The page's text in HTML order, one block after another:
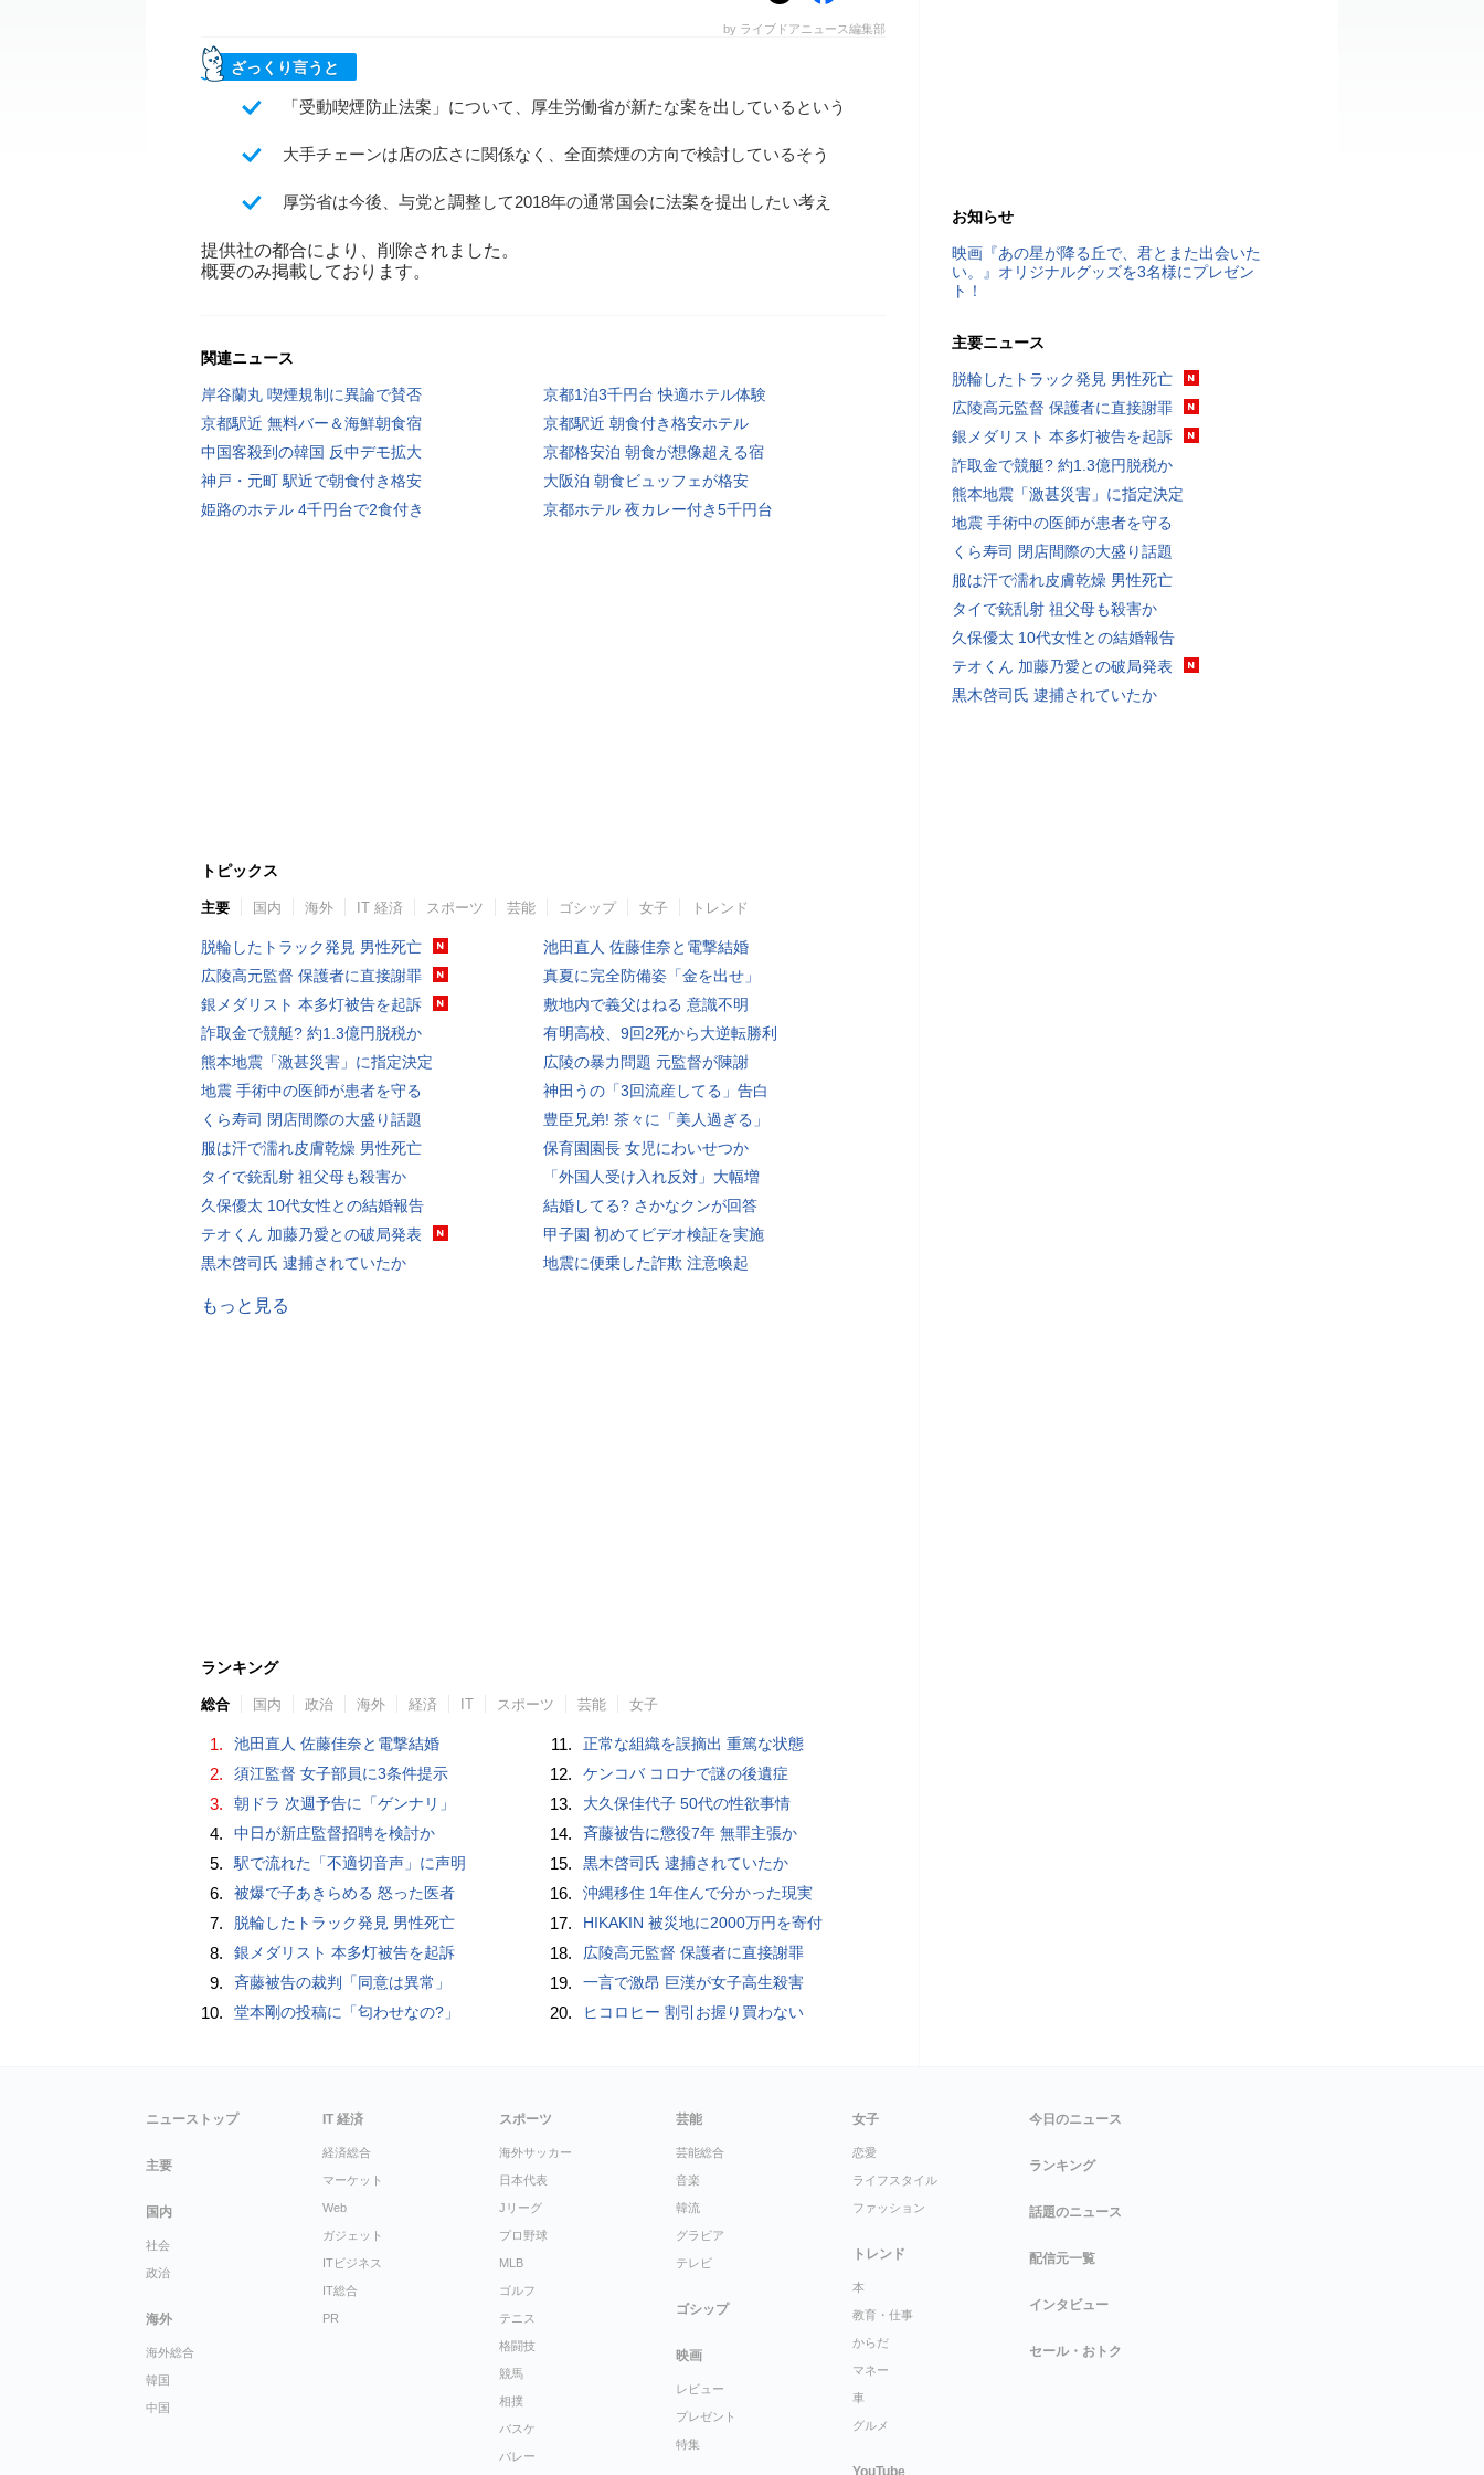
by ライブドアニュース編集部
ざっくり言うと
「受動喫煙防止法案」について、厚生労働省が新たな案を出しているという
大手チェーンは店の広さに関係なく、全面禁煙の方向で検討しているそう
厚労省は今後、与党と調整して2018年の通常国会に法案を提出したい考え
提供社の都合により、削除されました。
概要のみ掲載しております。
関連ニュース
岸谷蘭丸 喫煙規制に異論で賛否
京都1泊3千円台 快適ホテル体験
京都駅近 無料バー＆海鮮朝食宿
京都駅近 朝食付き格安ホテル
中国客殺到の韓国 反中デモ拡大
京都格安泊 朝食が想像超える宿
神戸・元町 駅近で朝食付き格安
大阪泊 朝食ビュッフェが格安
姫路のホテル 4千円台で2食付き
京都ホテル 夜カレー付き5千円台
トピックス
主要 国内 海外 IT 経済 スポーツ 芸能 ゴシップ 女子 トレンド
脱輪したトラック発見 男性死亡
広陵高元監督 保護者に直接謝罪
銀メダリスト 本多灯被告を起訴
詐取金で競艇? 約1.3億円脱税か
熊本地震「激甚災害」に指定決定
地震 手術中の医師が患者を守る
くら寿司 閉店間際の大盛り話題
服は汗で濡れ皮膚乾燥 男性死亡
タイで銃乱射 祖父母も殺害か
久保優太 10代女性との結婚報告
テオくん 加藤乃愛との破局発表
黒木啓司氏 逮捕されていたか
池田直人 佐藤佳奈と電撃結婚
真夏に完全防備姿「金を出せ」
敷地内で義父はねる 意識不明
有明高校、9回2死から大逆転勝利
広陵の暴力問題 元監督が陳謝
神田うの「3回流産してる」告白
豊臣兄弟! 茶々に「美人過ぎる」
保育園園長 女児にわいせつか
「外国人受け入れ反対」大幅増
結婚してる? さかなクンが回答
甲子園 初めてビデオ検証を実施
地震に便乗した詐欺 注意喚起
もっと見る
ランキング
総合 国内 政治 海外 経済 IT スポーツ 芸能 女子
1. 池田直人 佐藤佳奈と電撃結婚
2. 須江監督 女子部員に3条件提示
3. 朝ドラ 次週予告に「ゲンナリ」
4. 中日が新庄監督招聘を検討か
5. 駅で流れた「不適切音声」に声明
6. 被爆で子あきらめる 怒った医者
7. 脱輪したトラック発見 男性死亡
8. 銀メダリスト 本多灯被告を起訴
9. 斉藤被告の裁判「同意は異常」
10. 堂本剛の投稿に「匂わせなの?」
11. 正常な組織を誤摘出 重篤な状態
12. ケンコバ コロナで謎の後遺症
13. 大久保佳代子 50代の性欲事情
14. 斉藤被告に懲役7年 無罪主張か
15. 黒木啓司氏 逮捕されていたか
16. 沖縄移住 1年住んで分かった現実
17. HIKAKIN 被災地に2000万円を寄付
18. 広陵高元監督 保護者に直接謝罪
19. 一言で激昂 巨漢が女子高生殺害
20. ヒコロヒー 割引お握り買わない
お知らせ
映画『あの星が降る丘で、君とまた出会いた
い。』オリジナルグッズを3名様にプレゼン
ト！
主要ニュース
脱輪したトラック発見 男性死亡
広陵高元監督 保護者に直接謝罪
銀メダリスト 本多灯被告を起訴
詐取金で競艇? 約1.3億円脱税か
熊本地震「激甚災害」に指定決定
地震 手術中の医師が患者を守る
くら寿司 閉店間際の大盛り話題
服は汗で濡れ皮膚乾燥 男性死亡
タイで銃乱射 祖父母も殺害か
久保優太 10代女性との結婚報告
テオくん 加藤乃愛との破局発表
黒木啓司氏 逮捕されていたか
ニューストップ
主要
国内
社会
政治
海外
海外総合
韓国
中国
IT 経済
経済総合
マーケット
Web
ガジェット
ITビジネス
IT総合
PR
スポーツ
海外サッカー
日本代表
Jリーグ
プロ野球
MLB
ゴルフ
テニス
格闘技
競馬
相撲
バスケ
バレー
芸能
芸能総合
音楽
韓流
グラビア
テレビ
ゴシップ
映画
レビュー
プレゼント
特集
女子
恋愛
ライフスタイル
ファッション
トレンド
本
教育・仕事
からだ
マネー
車
グルメ
YouTube
今日のニュース
ランキング
話題のニュース
配信元一覧
インタビュー
セール・おトク